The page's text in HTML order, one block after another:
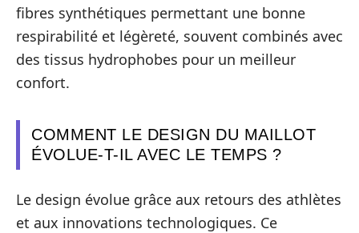
fibres synthétiques permettant une bonne
respirabilité et légèreté, souvent combinés avec
des tissus hydrophobes pour un meilleur
confort.
COMMENT LE DESIGN DU MAILLOT
ÉVOLUE-T-IL AVEC LE TEMPS ?
Le design évolue grâce aux retours des athlètes
et aux innovations technologiques. Ce